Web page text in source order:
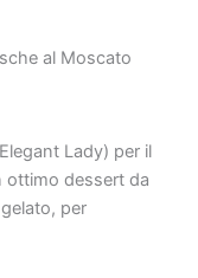
al Moscato
Lady) per il
ottimo dessert da
per